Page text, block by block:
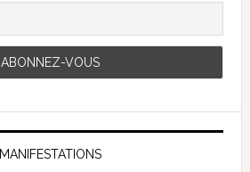
MANIFESTATIONS